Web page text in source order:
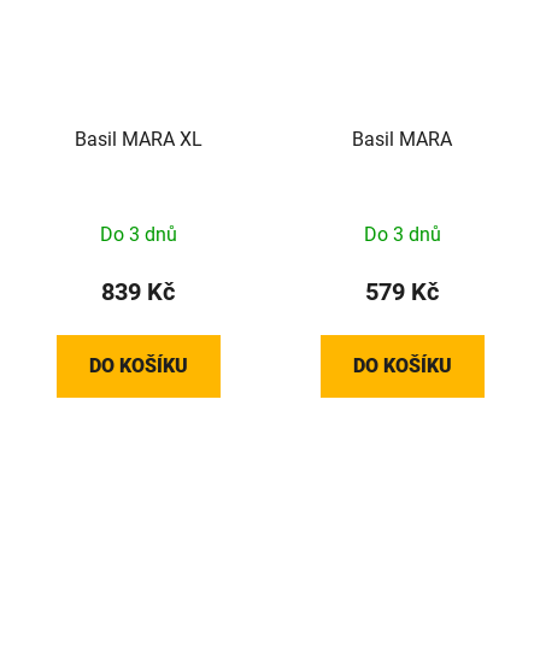
Basil MARA XL
Do 3 dnů
839 Kč
DO KOŠÍKU
Basil MARA
Do 3 dnů
579 Kč
DO KOŠÍKU